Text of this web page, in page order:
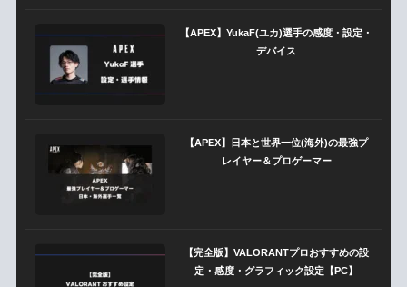
【APEX】YukaF(ユカ)選手の感度・設定・
デバイス
【APEX】日本と世界一位(海外)の最強プ
レイヤー＆プロゲーマー
【完全版】VALORANTプロおすすめの設
定・感度・グラフィック設定【PC】